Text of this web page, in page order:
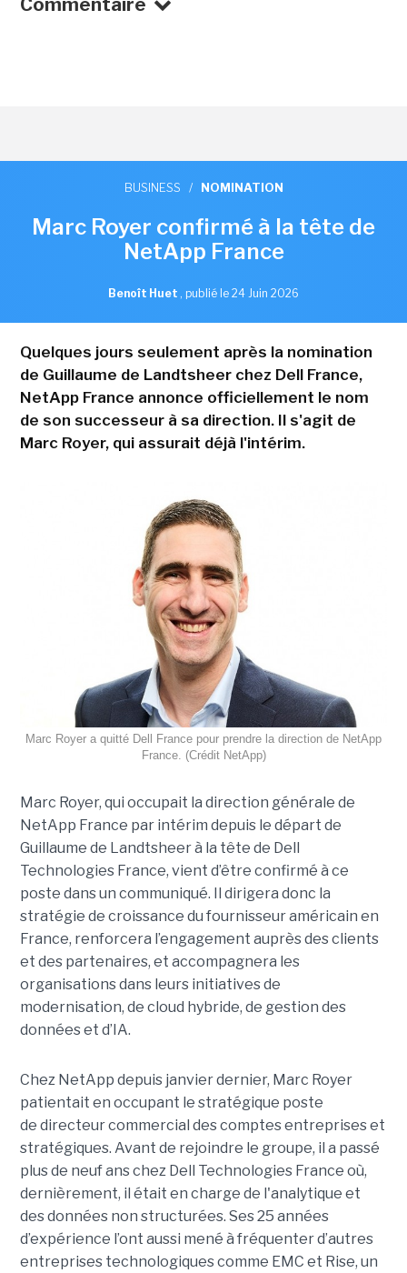
Commentaire
BUSINESS / NOMINATION
Marc Royer confirmé à la tête de
NetApp France
Benoît Huet , publié le 24 Juin 2026
Quelques jours seulement après la nomination
de Guillaume de Landtsheer chez Dell France,
NetApp France annonce officiellement le nom
de son successeur à sa direction. Il s'agit de
Marc Royer, qui assurait déjà l'intérim.
Marc Royer a quitté Dell France pour prendre la direction de NetApp
France. (Crédit NetApp)
Marc Royer, qui occupait la direction générale de
NetApp France par intérim depuis le départ de
Guillaume de Landtsheer à la tête de Dell
Technologies France, vient d’être confirmé à ce
poste dans un communiqué. Il dirigera donc la
stratégie de croissance du fournisseur américain en
France, renforcera l’engagement auprès des clients
et des partenaires, et accompagnera les
organisations dans leurs initiatives de
modernisation, de cloud hybride, de gestion des
données et d’IA.
Chez NetApp depuis janvier dernier, Marc Royer
patientait en occupant le stratégique poste
de directeur commercial des comptes entreprises et
stratégiques. Avant de rejoindre le groupe, il a passé
plus de neuf ans chez Dell Technologies France où,
dernièrement, il était en charge de l'analytique et
des données non structurées. Ses 25 années
d’expérience l’ont aussi mené à fréquenter d’autres
entreprises technologiques comme EMC et Rise, un